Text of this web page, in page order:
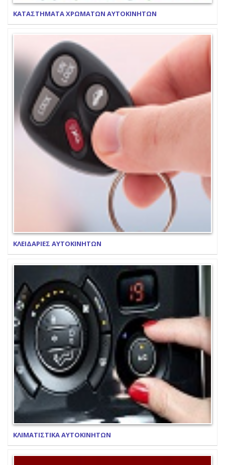
ΚΑΤΑΣΤΗΜΑΤΑ ΧΡΩΜΑΤΩΝ ΑΥΤΟΚΙΝΗΤΩΝ
ΚΛΕΙΔΑΡΙΕΣ ΑΥΤΟΚΙΝΗΤΩΝ
ΚΛΙΜΑΤΙΣΤΙΚΑ ΑΥΤΟΚΙΝΗΤΩΝ